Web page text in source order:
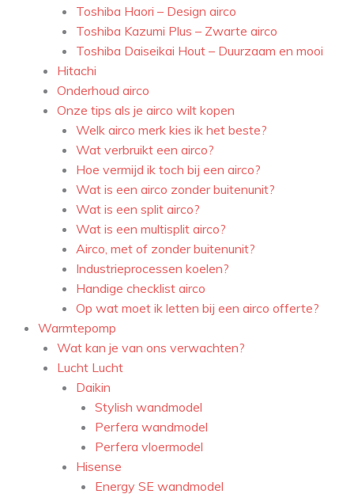
Toshiba Haori – Design airco
Toshiba Kazumi Plus – Zwarte airco
Toshiba Daiseikai Hout – Duurzaam en mooi
Hitachi
Onderhoud airco
Onze tips als je airco wilt kopen
Welk airco merk kies ik het beste?
Wat verbruikt een airco?
Hoe vermijd ik toch bij een airco?
Wat is een airco zonder buitenunit?
Wat is een split airco?
Wat is een multisplit airco?
Airco, met of zonder buitenunit?
Industrieprocessen koelen?
Handige checklist airco
Op wat moet ik letten bij een airco offerte?
Warmtepomp
Wat kan je van ons verwachten?
Lucht Lucht
Daikin
Stylish wandmodel
Perfera wandmodel
Perfera vloermodel
Hisense
Energy SE wandmodel